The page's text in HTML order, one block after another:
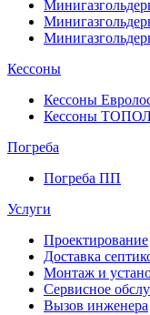
Кессоны
Кессоны
Кессоны
Погребa
Погреба ПП
Услуги
Проектирование
Доставка
Монтаж и
Сервисное
Вызов инженера